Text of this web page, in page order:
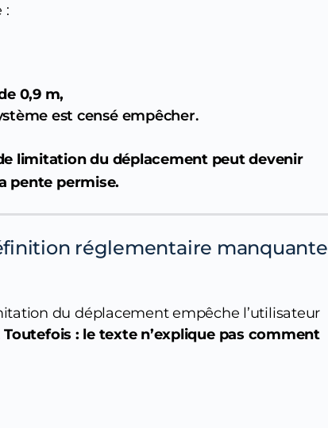
:
0,9 m,
est censé empêcher.
limitation du déplacement peut devenir
pente permise.
réglementaire manquante
du déplacement empêche l’utilisateur
Toutefois : le texte n’explique pas comment